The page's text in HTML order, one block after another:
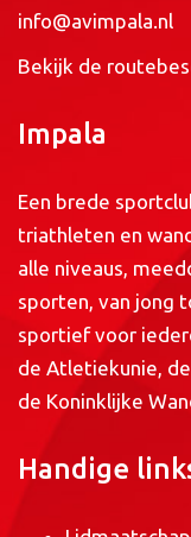
info@avimpala.nl
Bekijk de
Impala
Een brede
triathleten en
alle niveaus,
sporten, van jong
sportief voor
de Atletiekunie, de
de Koninklijke
Handige